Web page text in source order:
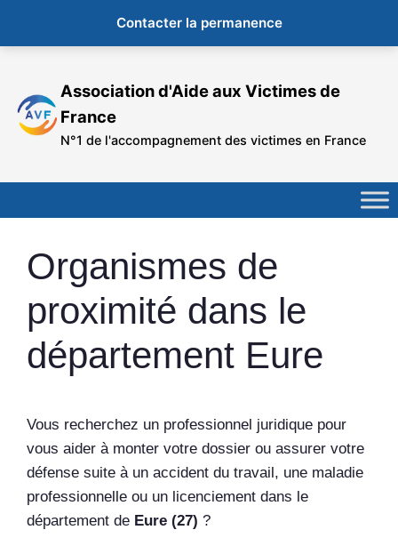
contenu
Contacter la permanence
Association d'Aide aux Victimes de
France
N°1 de l'accompagnement des victimes en France
Organismes de
proximité dans le
département Eure
Vous recherchez un professionnel juridique pour
vous aider à monter votre dossier ou assurer votre
défense suite à un accident du travail, une maladie
professionnelle ou un licenciement dans le
département de Eure (27) ?